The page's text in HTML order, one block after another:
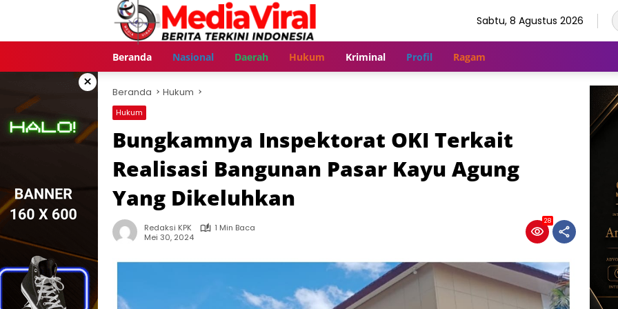
Sabtu, 8 Agustus 2026
Beranda Nasional Daerah Hukum Kriminal Profil Ragam
× Beranda Hukum
Hukum
Bungkamnya Inspektorat OKI Terkait
Realisasi Bangunan Pasar Kayu Agung
Yang Dikeluhkan
Redaksi KPK
1 Min Baca
Mei 30, 2024
28